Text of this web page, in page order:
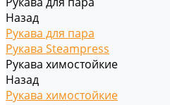
Назад
Рукава для пара
Рукава Steampress
Рукава химостойкие
Назад
Рукава химостойкие